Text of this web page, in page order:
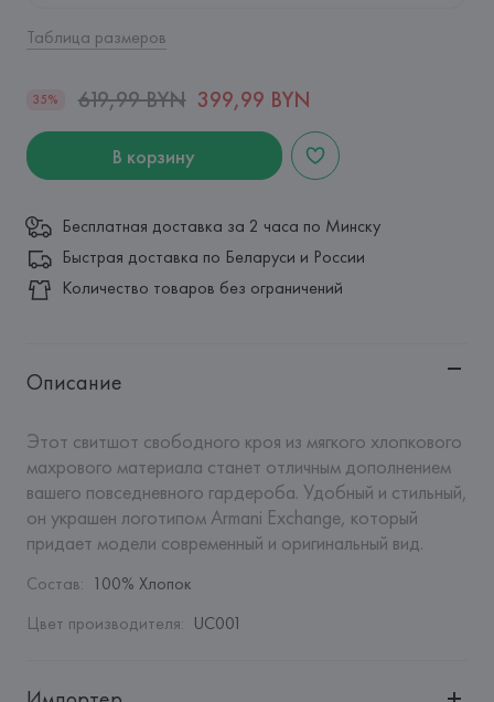
Таблица размеров
35% 619,99 BYN 399,99 BYN
В корзину
Бесплатная доставка за 2 часа по Минску
Быстрая доставка по Беларуси и России
Количество товаров без ограничений
Описание
Этот свитшот свободного кроя из мягкого хлопкового
махрового материала станет отличным дополнением
вашего повседневного гардероба. Удобный и стильный,
он украшен логотипом Armani Exchange, который
придает модели современный и оригинальный вид.
Состав: 100% Хлопок
Цвет производителя: UC001